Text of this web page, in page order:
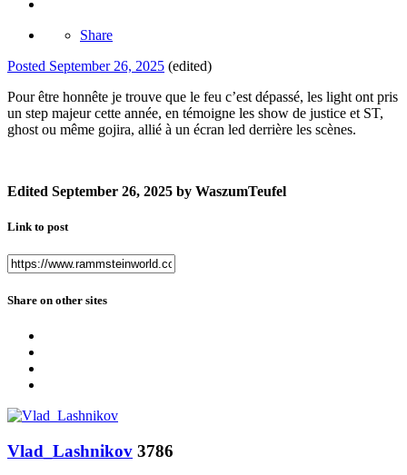
Share
Posted September 26, 2025 (edited)
Pour être honnête je trouve que le feu c’est dépassé, les light ont pris
un step majeur cette année, en témoigne les show de justice et ST,
ghost ou même gojira, allié à un écran led derrière les scènes.
Edited September 26, 2025 by WaszumTeufel
Link to post
Share on other sites
Vlad_Lashnikov 3786